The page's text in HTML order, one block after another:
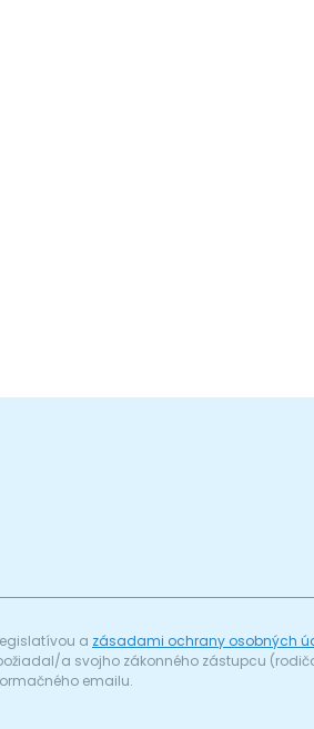
a zásadami ochrany osobných
a svojho zákonného zástupcu
emailu.